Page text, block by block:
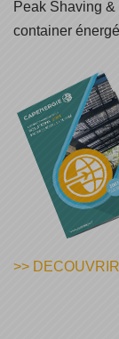
Peak Shaving
container
>> DECOUVRIR